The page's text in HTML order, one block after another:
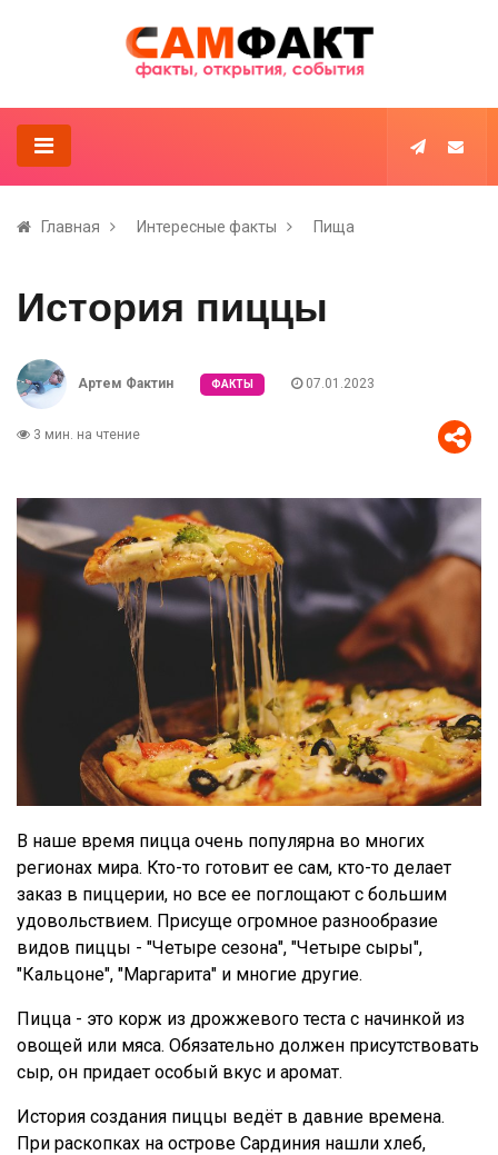
Главная Интересные факты Пища
История пиццы
Артем Фактин ФАКТЫ 07.01.2023
3 мин. на чтение
В наше время пицца очень популярна во многих
регионах мира. Кто-то готовит ее сам, кто-то делает
заказ в пиццерии, но все ее поглощают с большим
удовольствием. Присуще огромное разнообразие
видов пиццы - "Четыре сезона", "Четыре сыры",
"Кальцоне", "Маргарита" и многие другие.
Пицца - это корж из дрожжевого теста с начинкой из
овощей или мяса. Обязательно должен присутствовать
сыр, он придает особый вкус и аромат.
История создания пиццы ведёт в давние времена.
При раскопках на острове Сардиния нашли хлеб,